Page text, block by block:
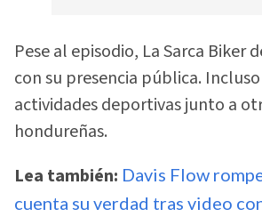
Pese al episodio, La Sarca Biker
con su presencia pública.
actividades deportivas junto a
hondureñas.
Lea también: Davis Flow
cuenta su verdad tras video